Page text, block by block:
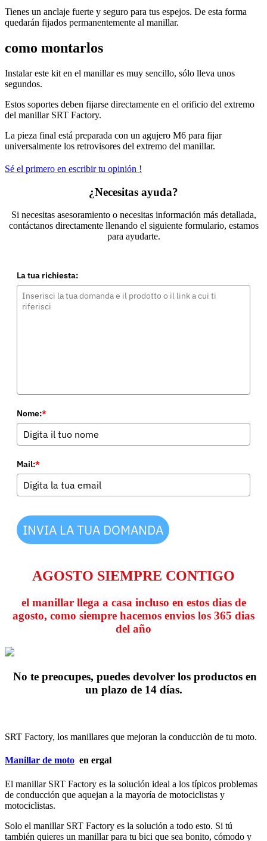
Tienes un anclaje fuerte y seguro para tus espejos. De esta forma
quedarán fijados permanentemente al manillar.
como montarlos
Instalar este kit en el manillar es muy sencillo, sólo lleva unos
segundos.
Estos soportes deben fijarse directamente en el orificio del extremo
del manillar SRT Factory.
La pieza final está preparada con un agujero M6 para fijar
universalmente los retrovisores del extremo del manillar.
Sé el primero en escribir tu opinión !
¿Necesitas ayuda?
Si necesitas asesoramiento o necesitas información más detallada,
contáctanos directamente llenando el siguiente formulario, estamos
para ayudarte.
La tua richiesta:
Nome:*
Mail:*
INVIA LA TUA DOMANDA
AGOSTO SIEMPRE CONTIGO
el manillar llega a casa incluso en estos dias de
agosto, como siempre hacemos envios los 365 dias
del año
No te preocupes, puedes devolver los productos en
un plazo de 14 días.
SRT Factory, los manillares que mejoran la conducciòn de tu moto.
Manillar de moto en ergal
El manillar SRT Factory es la solución ideal a los típicos problemas
de conducción que aquejan a la mayoría de motociclistas y
motociclistas.
Solo el manillar SRT Factory es la solución a todo esto. Si tú
también quieres un manillar para tu bici que sea bonito, cómodo y